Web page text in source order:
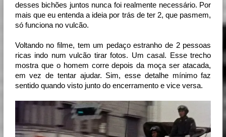
desses bichões juntos nunca foi realmente necessário. Por
mais que eu entenda a ideia por trás de ter 2, que pasmem,
só funciona no vulcão.
Voltando no filme, tem um pedaço estranho de 2 pessoas
ricas indo num vulcão tirar fotos. Um casal. Esse trecho
mostra que o homem corre depois da moça ser atacada,
em vez de tentar ajudar. Sim, esse detalhe mínimo faz
sentido quando visto junto do encerramento e vice versa.